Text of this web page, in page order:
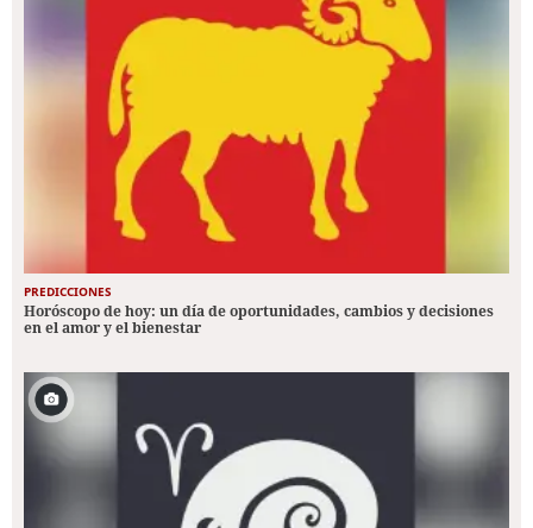
PREDICCIONES
Horóscopo de hoy: un día de oportunidades, cambios y decisiones
en el amor y el bienestar